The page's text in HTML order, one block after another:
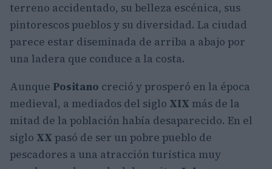
terreno accidentado, su belleza escénica, sus
pintorescos pueblos y su diversidad. La ciudad
parece estar diseminada de arriba a abajo por
una ladera que conduce a la costa.
Aunque Positano creció y prosperó en la época
medieval, a mediados del siglo XIX más de la
mitad de la población había desaparecido. En el
siglo XX pasó de ser un pobre pueblo de
pescadores a una atracción turística muy